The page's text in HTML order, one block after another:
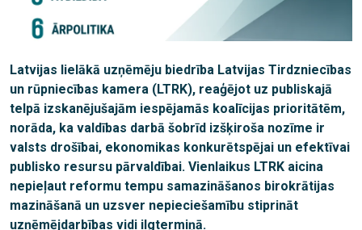
Latvijas lielākā uzņēmēju biedrība Latvijas Tirdzniecības
un rūpniecības kamera (LTRK), reaģējot uz publiskajā
telpā izskanējušajām iespējamās koalīcijas prioritātēm,
norāda, ka valdības darbā šobrīd izšķiroša nozīme ir
valsts drošībai, ekonomikas konkurētspējai un efektīvai
publisko resursu pārvaldībai. Vienlaikus LTRK aicina
nepieļaut reformu tempu samazināšanos birokrātijas
mazināšanā un uzsver nepieciešamību stiprināt
uzņēmējdarbības vidi ilgtermiņā.